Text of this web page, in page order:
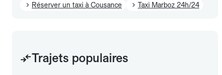
Réserver un taxi à Cousance
Taxi Marboz 24h/24
Trajets populaires